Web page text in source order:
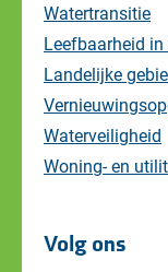
Watertransitie
Leefbaarheid in
Landelijke
Waterveiligheid
Woning- en
Volg ons